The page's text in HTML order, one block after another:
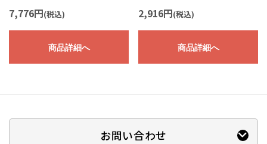
7,776円(税込)
商品詳細へ
2,916円(税込)
商品詳細へ
お問い合わせ